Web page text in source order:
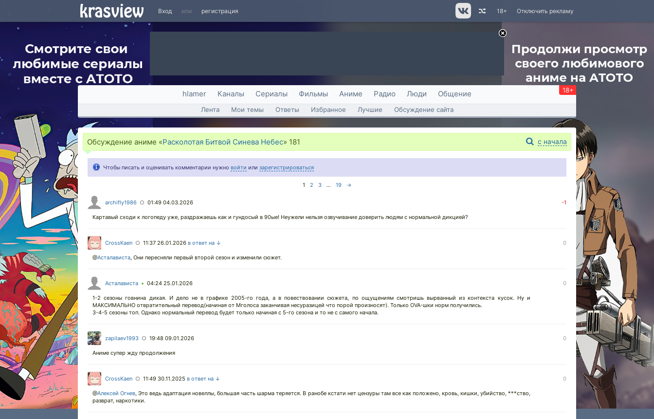
Вход или регистрация Отключить рекламу
18+
hlamer Каналы Сериалы Фильмы Аниме Радио Люди Общение 18+
Лента Мои темы Ответы Избранное Лучшие Обсуждение сайта
Обсуждение аниме «Расколотая Битвой Синева Небес» 181 с начала
Чтобы писать и оценивать комментарии нужно войти или зарегистрироваться
1 2 3 ... 19 →
archifly1986 ○ 01:49 04.03.2026 -1
Картавый сходи к логопеду уже, раздражаешь как и гундосый в 90ые! Неужели нельзя озвучивание доверить людям с нормальной дикцией?
CrossKaen ○ 11:37 26.01.2026 в ответ на ↓ 0
@Асталависта, Они пересняли первый второй сезон и изменили сюжет.
Асталависта • 04:24 25.01.2026 0
1-2 сезоны говнина дикая. И дело не в графике 2005-го года, а в повествовании сюжета, по ощущениям смотришь вырванный из контекста кусок. Ну и
МАКСИМАЛЬНО отвратительный перевод(начиная от Мголоса заканчивая несуразицей что порой произносят). Только OVA-шки норм получились.
3-4-5 сезоны топ. Однако нормальный перевод будет только начиная с 5-го сезона и то не с самого начала.
zapilaev1993 ○ 19:48 09.01.2026 0
Аниме супер жду продолжения
CrossKaen ○ 11:49 30.11.2025 в ответ на ↓ 0
@Алексей Огнев, Это ведь адаптация новеллы, большая часть шарма теряется. В ранобе кстати нет цензуры там все как положено, кровь, кишки, убийство, ***ство,
разврат, наркотики.